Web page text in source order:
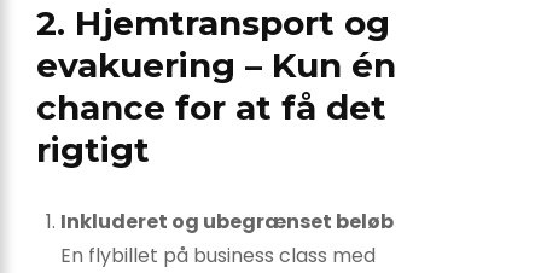
2. Hjemtransport og
evakuering – Kun én
chance for at få det
rigtigt
Inkluderet og ubegrænset beløb
En flybillet på business class med